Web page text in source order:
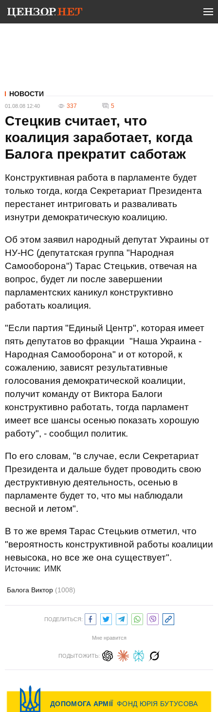
НОВОСТИ
01.08.08 12:40 337 5
Стецкив считает, что
коалиция заработает, когда
Балога прекратит саботаж
Конструктивная работа в парламенте будет
только тогда, когда Секретариат Президента
перестанет интриговать и разваливать
изнутри демократическую коалицию.
Об этом заявил народный депутат Украины от
НУ-НС (депутатская группа "Народная
Самооборона") Тарас Стецькив, отвечая на
вопрос, будет ли после завершении
парламентских каникул конструктивно
работать коалиция.
"Если партия "Единый Центр", которая имеет
пять депутатов во фракции "Наша Украина -
Народная Самооборона" и от которой, к
сожалению, зависят результативные
голосования демократической коалиции,
получит команду от Виктора Балоги
конструктивно работать, тогда парламент
имеет все шансы осенью показать хорошую
работу", - сообщил политик.
По его словам, "в случае, если Секретариат
Президента и дальше будет проводить свою
деструктивную деятельность, осенью в
парламенте будет то, что мы наблюдали
весной и летом".
В то же время Тарас Стецькив отметил, что
"вероятность конструктивной работы коалиции
невысока, но все же она существует".
Источник: ИМК
Балога Виктор (1008)
ПОДЕЛИТЬСЯ:
Мне нравится
ПОДЫТОЖИТЬ: